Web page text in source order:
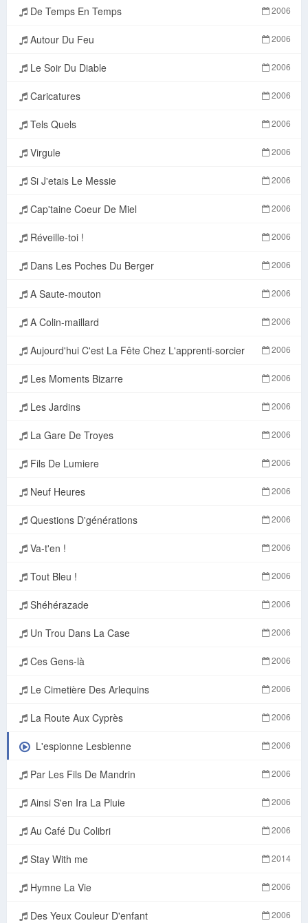
De Temps En Temps 2006
Autour Du Feu 2006
Le Soir Du Diable 2006
Caricatures 2006
Tels Quels 2006
Virgule 2006
Si J'etais Le Messie 2006
Cap'taine Coeur De Miel 2006
Réveille-toi ! 2006
Dans Les Poches Du Berger 2006
A Saute-mouton 2006
A Colin-maillard 2006
Aujourd'hui C'est La Fête Chez L'apprenti-sorcier 2006
Les Moments Bizarre 2006
Les Jardins 2006
La Gare De Troyes 2006
Fils De Lumiere 2006
Neuf Heures 2006
Questions D'générations 2006
Va-t'en ! 2006
Tout Bleu ! 2006
Shéhérazade 2006
Un Trou Dans La Case 2006
Ces Gens-là 2006
Le Cimetière Des Arlequins 2006
La Route Aux Cyprès 2006
L'espionne Lesbienne 2006
Par Les Fils De Mandrin 2006
Ainsi S'en Ira La Pluie 2006
Au Café Du Colibri 2006
Stay With me 2014
Hymne La Vie 2006
Des Yeux Couleur D'enfant 2006